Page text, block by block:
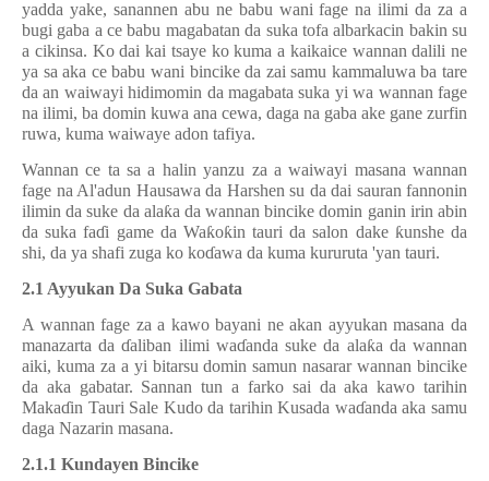
yadda yake, sanannen abu ne babu wani fage na ilimi da za a
bugi gaba a ce babu magabatan da suka tofa albarkacin bakin su
a cikinsa. Ko dai kai tsaye ko kuma a kaikaice wannan dalili ne
ya sa aka ce babu wani bincike da zai samu kammaluwa ba tare
da an waiwayi hidimomin da magabata suka yi wa wannan fage
na ilimi, ba domin kuwa ana cewa, daga na gaba ake gane zurfin
ruwa, kuma waiwaye adon tafiya.
Wannan ce ta sa a halin yanzu za a waiwayi masana wannan
fage na Al'adun Hausawa da Harshen su da dai sauran fannonin
ilimin da suke da alaƙa da wannan bincike domin ganin irin abin
da suka faɗi game da Waƙoƙin tauri da salon dake ƙunshe da
shi, da ya shafi zuga ko koɗawa da kuma kururuta 'yan tauri.
2.1 Ayyukan Da Suka Gabata
A wannan fage za a kawo bayani ne akan ayyukan masana da
manazarta daɗaliban ilimi waɗanda suke da alaƙa da wannan
aiki, kuma za a yi bitarsu domin samun nasarar wannan bincike
da aka gabatar. Sannan tun a farko sai da aka kawo tarihin
Makaɗin Tauri Sale Kudo da tarihin Kusada waɗanda aka samu
daga Nazarin masana.
2.1.1 Kundayen Bincike